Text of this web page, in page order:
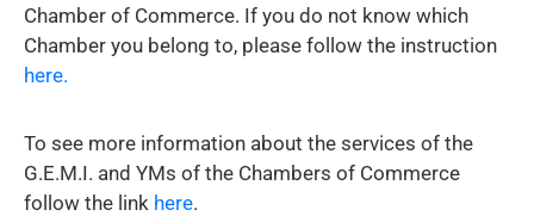
Chamber of Commerce. If you do not know which
Chamber you belong to, please follow the instruction
here.
To see more information about the services of the
G.E.M.I. and YMs of the Chambers of Commerce
follow the link here.